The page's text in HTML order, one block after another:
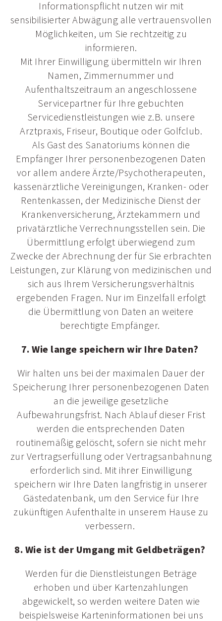
Informationspflicht nutzen wir mit
sensibilisierter Abwägung alle vertrauensvollen
Möglichkeiten, um Sie rechtzeitig zu
informieren.
Mit Ihrer Einwilligung übermitteln wir Ihren
Namen, Zimmernummer und
Aufenthaltszeitraum an angeschlossene
Servicepartner für Ihre gebuchten
Servicedienstleistungen wie z.B. unsere
Arztpraxis, Friseur, Boutique oder Golfclub.
Als Gast des Sanatoriums können die
Empfänger Ihrer personenbezogenen Daten
vor allem andere Ärzte/Psychotherapeuten,
kassenärztliche Vereinigungen, Kranken- oder
Rentenkassen, der Medizinische Dienst der
Krankenversicherung, Ärztekammern und
privatärztliche Verrechnungsstellen sein. Die
Übermittlung erfolgt überwiegend zum
Zwecke der Abrechnung der für Sie erbrachten
Leistungen, zur Klärung von medizinischen und
sich aus Ihrem Versicherungsverhältnis
ergebenden Fragen. Nur im Einzelfall erfolgt
die Übermittlung von Daten an weitere
berechtigte Empfänger.
7. Wie lange speichern wir Ihre Daten?
Wir halten uns bei der maximalen Dauer der
Speicherung Ihrer personenbezogenen Daten
an die jeweilige gesetzliche
Aufbewahrungsfrist. Nach Ablauf dieser Frist
werden die entsprechenden Daten
routinemäßig gelöscht, sofern sie nicht mehr
zur Vertragserfüllung oder Vertragsanbahnung
erforderlich sind. Mit ihrer Einwilligung
speichern wir Ihre Daten langfristig in unserer
Gästedatenbank, um den Service für Ihre
zukünftigen Aufenthalte in unserem Hause zu
verbessern.
8. Wie ist der Umgang mit Geldbeträgen?
Werden für die Dienstleistungen Beträge
erhoben und über Kartenzahlungen
abgewickelt, so werden weitere Daten wie
beispielsweise Karteninformationen bei uns